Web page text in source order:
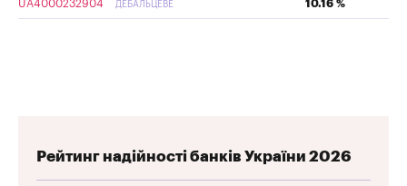
UA4000232904 ДЕБАЛЬЦЕВЕ 10.16 %
Рейтинг надійності банків України 2026